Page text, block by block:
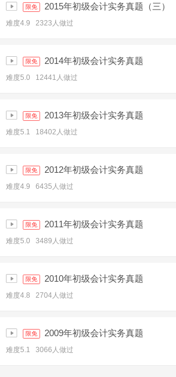
限免 2015年初级会计实务真题（三）
难度4.9 2323人做过
限免 2014年初级会计实务真题
难度5.0 12441人做过
限免 2013年初级会计实务真题
难度5.1 18402人做过
限免 2012年初级会计实务真题
难度4.9 6435人做过
限免 2011年初级会计实务真题
难度5.0 3489人做过
限免 2010年初级会计实务真题
难度4.8 2704人做过
限免 2009年初级会计实务真题
难度5.1 3066人做过